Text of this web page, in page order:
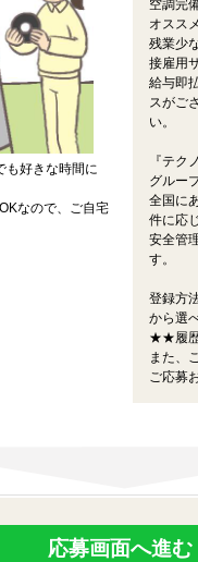
も好きな時間に
なので、ご自宅
空調完
オススメ
残業少
接雇用
給与即
スがご
い。
『テク
グルー
全国に
件に応
安全管
す。
登録方
から選
★★履
また、
ご応募
応募画面へ進む